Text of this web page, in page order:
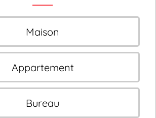
Maison
Appartement
Bureau